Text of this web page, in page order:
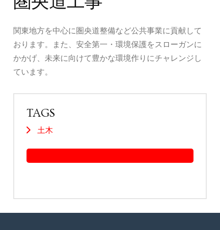
関東地方を中心に圏央道整備など公共事業に貢献して
おります。また、安全第一・環境保護をスローガンに
かかげ、未来に向けて豊かな環境作りにチャレンジし
ています。
TAGS
土木